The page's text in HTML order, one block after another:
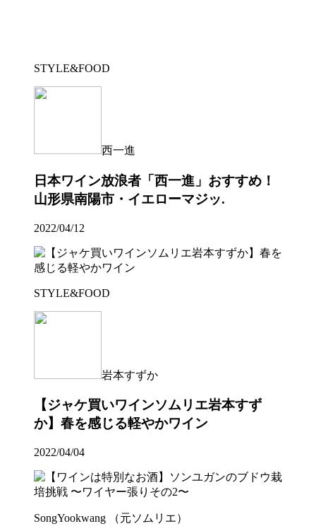
STYLE&FOOD
西一進
日本ワイン放浪者「西一進」おすすめ！
山形県南陽市・イエローマジッ.
2022/04/12
STYLE&FOOD
岩本すずか
【ジャケ買いワインソムリエ岩本すず
か】春を感じる軽やかワイン
2022/04/04
SongYookwang （元ソムリエ）